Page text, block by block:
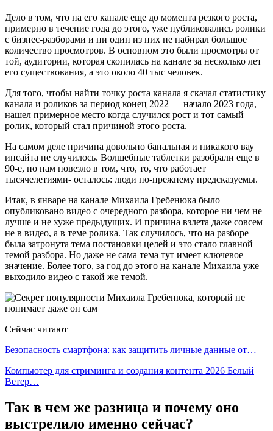
Дело в том, что на его канале еще до момента резкого роста,
примерно в течение года до этого, уже публиковались ролики
с бизнес-разборами и ни один из них не набирал большое
количество просмотров. В основном это были просмотры от
той, аудитории, которая скопилась на канале за несколько лет
его существования, а это около 40 тыс человек.
Для того, чтобы найти точку роста канала я скачал статистику
канала и роликов за период конец 2022 — начало 2023 года,
нашел примерное место когда случился рост и тот самый
ролик, который стал причиной этого роста.
На самом деле причина довольно банальная и никакого вау
инсайта не случилось. Волшебные таблетки разобрали еще в
90-е, но нам повезло в том, что, то, что работает
тысячелетиями- осталось: люди по-прежнему предсказуемы.
Итак, в январе на канале Михаила Гребенюка было
опубликовано видео с очередного разбора, которое ни чем не
лучше и не хуже предыдущих. И причина взлета даже совсем
не в видео, а в теме ролика. Так случилось, что на разборе
была затронута тема постановки целей и это стало главной
темой разбора. Но даже не сама тема тут имеет ключевое
значение. Более того, за год до этого на канале Михаила уже
выходило видео с такой же темой.
Сейчас читают
Безопасность смартфона: как защитить личные данные от…
Компьютер для стриминга и создания контента 2026 Белый
Ветер…
Так в чем же разница и почему оно
выстрелило именно сейчас?